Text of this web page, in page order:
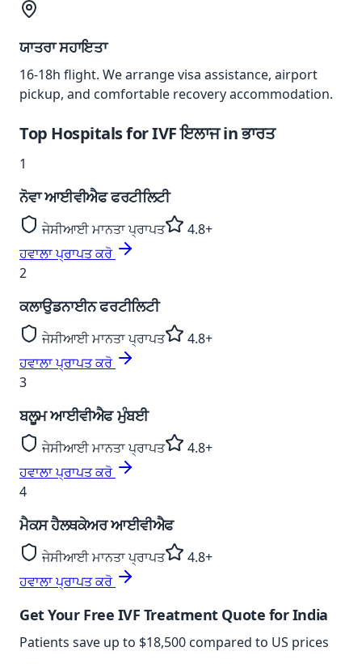
ਯਾਤਰਾ ਸਹਾਇਤਾ
16-18h flight. We arrange visa assistance, airport
pickup, and comfortable recovery accommodation.
Top Hospitals forIVF ਇਲਾਜinਭਾਰਤ
1
ਨੋਵਾ ਆਈਵੀਐਫ ਫਰਟੀਲਿਟੀ
ਜੇਸੀਆਈ ਮਾਨਤਾ ਪ੍ਰਾਪਤ
4.8+
ਹਵਾਲਾ ਪ੍ਰਾਪਤ ਕਰੋ
2
ਕਲਾਉਡਨਾਈਨ ਫਰਟੀਲਿਟੀ
ਜੇਸੀਆਈ ਮਾਨਤਾ ਪ੍ਰਾਪਤ
4.8+
ਹਵਾਲਾ ਪ੍ਰਾਪਤ ਕਰੋ
3
ਬਲੂਮ ਆਈਵੀਐਫ ਮੁੰਬਈ
ਜੇਸੀਆਈ ਮਾਨਤਾ ਪ੍ਰਾਪਤ
4.8+
ਹਵਾਲਾ ਪ੍ਰਾਪਤ ਕਰੋ
4
ਮੈਕਸ ਹੈਲਥਕੇਅਰ ਆਈਵੀਐਫ
ਜੇਸੀਆਈ ਮਾਨਤਾ ਪ੍ਰਾਪਤ
4.8+
ਹਵਾਲਾ ਪ੍ਰਾਪਤ ਕਰੋ
Get Your Free IVF Treatment Quote for India
Patients save up to $18,500 compared to US prices